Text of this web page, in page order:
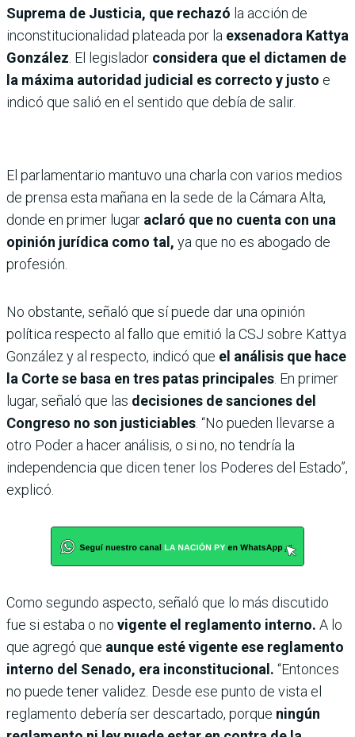
Suprema de Justicia, que rechazó la acción de
inconstitucionalidad plateada por la exsenadora Kattya
González . El legislador considera que el dictamen de
la máxima autoridad judicial es correcto y justo e
indicó que salió en el sentido que debía de salir.
El parlamentario mantuvo una charla con varios medios
de prensa esta mañana en la sede de la Cámara Alta,
donde en primer lugar aclaró que no cuenta con una
opinión jurídica como tal, ya que no es abogado de
profesión.
No obstante, señaló que sí puede dar una opinión
política respecto al fallo que emitió la CSJ sobre Kattya
González y al respecto, indicó que el análisis que hace
la Corte se basa en tres patas principales . En primer
lugar, señaló que las decisiones de sanciones del
Congreso no son justiciables . “No pueden llevarse a
otro Poder a hacer análisis, o si no, no tendría la
independencia que dicen tener los Poderes del Estado”,
explicó.
Como segundo aspecto, señaló que lo más discutido
fue si estaba o no vigente el reglamento interno. A lo
que agregó que aunque esté vigente ese reglamento
interno del Senado, era inconstitucional. “Entonces
no puede tener validez. Desde ese punto de vista el
reglamento debería ser descartado, porque ningún